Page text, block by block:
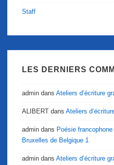
Staff
LES DERNIERS
admin dans Ateliers d’écriture
ALIBERT dans Ateliers
admin dans Poésie
Bruxelles de Belgique 1
admin dans Ateliers d’écriture